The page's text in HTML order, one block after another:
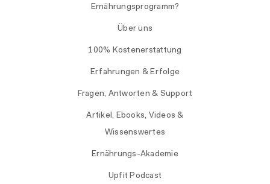
Ernährungsprogramm?
Über uns
100% Kostenerstattung
Erfahrungen & Erfolge
Fragen, Antworten & Support
Artikel, Ebooks, Videos &
Wissenswertes
Ernährungs-Akademie
Upfit Podcast